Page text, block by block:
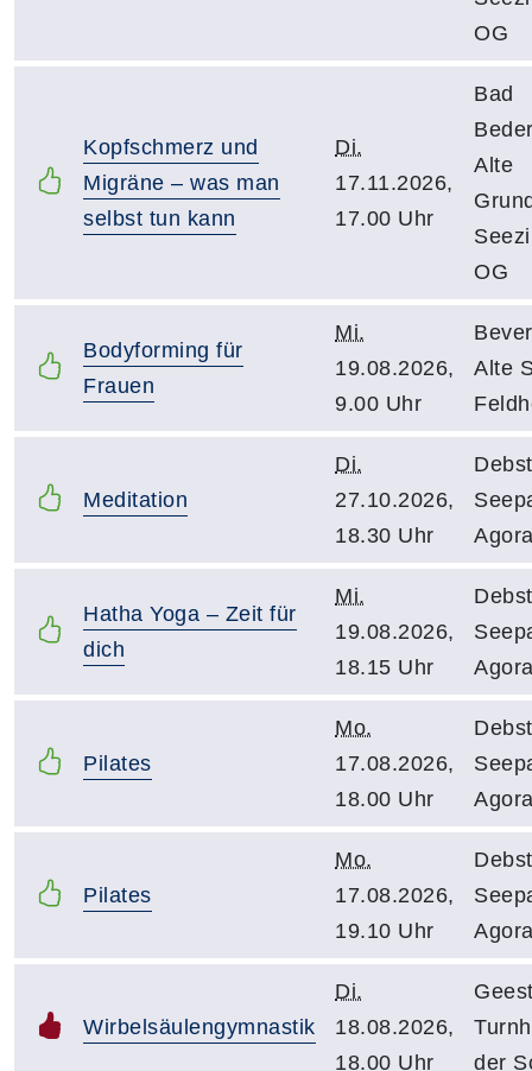
OG
Kopfschmerz und
Migräne – was man
selbst tun kann
Di.
17.11.2026,
17.00 Uhr
Bad
Alte
OG
Bodyforming für
Frauen
Mi.
19.08.2026,
9.00 Uhr
Alte
Meditation
Di.
27.10.2026,
18.30 Uhr
Hatha Yoga – Zeit für
dich
Mi.
19.08.2026,
18.15 Uhr
Pilates
Mo.
17.08.2026,
18.00 Uhr
Pilates
Mo.
17.08.2026,
19.10 Uhr
Wirbelsäulengymnastik
Di.
18.08.2026,
18.00 Uhr
der